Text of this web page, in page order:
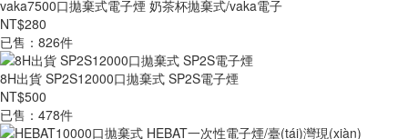
vaka7500口拋棄式電子煙 奶茶杯拋棄式/vaka電子
NT$280
已售：826件
8H出貨 SP2S12000口拋棄式 SP2S電子煙
NT$500
已售：478件